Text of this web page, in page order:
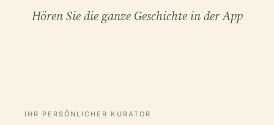
Hören Sie die ganze Geschichte in der App
IHR PERSÖNLICHER KURATOR